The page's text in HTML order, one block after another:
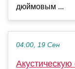
дюймовым ...
04:00, 19 Сен